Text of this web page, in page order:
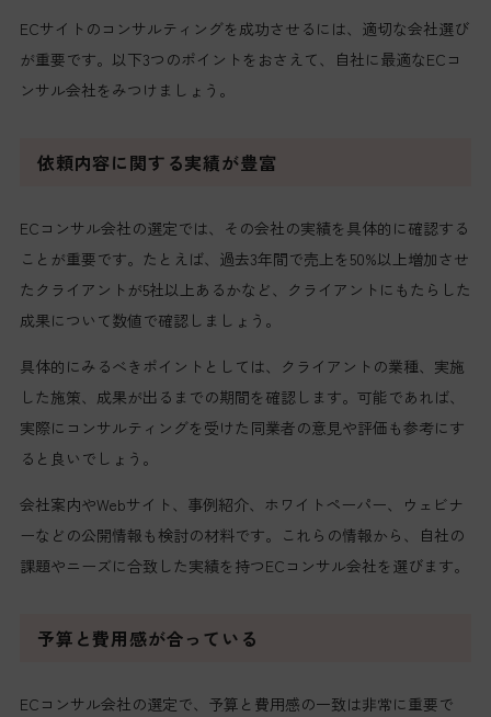
ECサイトのコンサルティングを成功させるには、適切な会社選び
が重要です。以下3つのポイントをおさえて、自社に最適なECコ
ンサル会社をみつけましょう。
依頼内容に関する実績が豊富
ECコンサル会社の選定では、その会社の実績を具体的に確認する
ことが重要です。たとえば、過去3年間で売上を50%以上増加させ
たクライアントが5社以上あるかなど、クライアントにもたらした
成果について数値で確認しましょう。
具体的にみるべきポイントとしては、クライアントの業種、実施
した施策、成果が出るまでの期間を確認します。可能であれば、
実際にコンサルティングを受けた同業者の意見や評価も参考にす
ると良いでしょう。
会社案内やWebサイト、事例紹介、ホワイトペーパー、ウェビナ
ーなどの公開情報も検討の材料です。これらの情報から、自社の
課題やニーズに合致した実績を持つECコンサル会社を選びます。
予算と費用感が合っている
ECコンサル会社の選定で、予算と費用感の一致は非常に重要で